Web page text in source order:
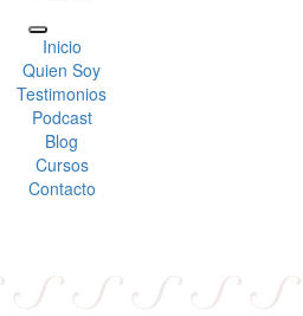
Inicio
Quien Soy
Testimonios
Podcast
Blog
Cursos
Contacto